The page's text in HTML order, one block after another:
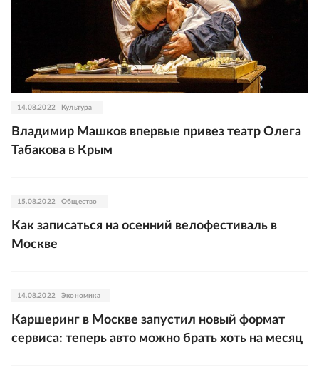
14.08.2022 Культура
Владимир Машков впервые привез театр Олега
Табакова в Крым
15.08.2022 Общество
Как записаться на осенний велофестиваль в
Москве
14.08.2022 Экономика
Каршеринг в Москве запустил новый формат
сервиса: теперь авто можно брать хоть на месяц